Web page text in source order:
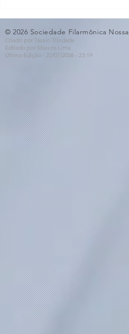
🎵🎶
© 2026 Sociedade Filarmônica
Criado por Tássio Trindade
Editado por Marcos Lima
Última Edição - 22/07/2026 - 23:19